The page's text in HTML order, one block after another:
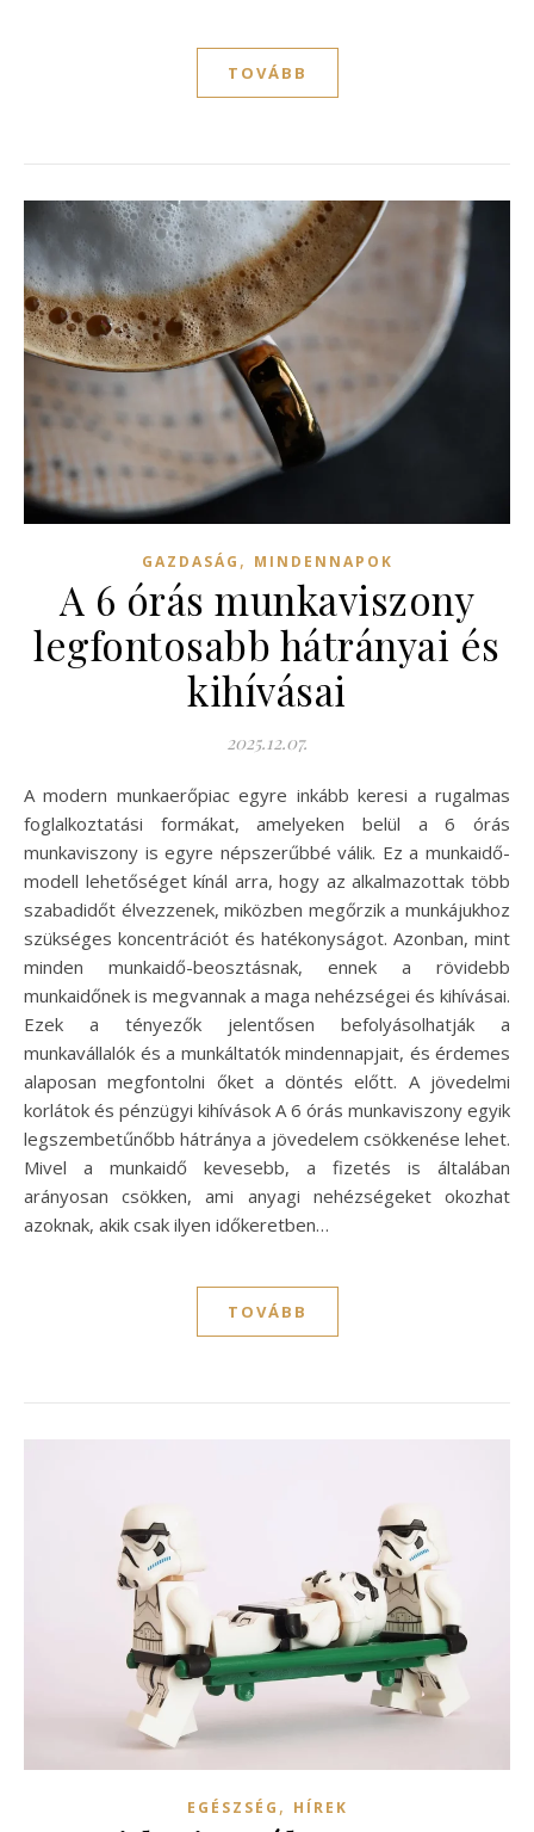
TOVÁBB
GAZDASÁG , MINDENNAPOK
A 6 órás munkaviszony
legfontosabb hátrányai és
kihívásai
2025.12.07.
A modern munkaerőpiac egyre inkább keresi a rugalmas
foglalkoztatási formákat, amelyeken belül a 6 órás
munkaviszony is egyre népszerűbbé válik. Ez a munkaidő-
modell lehetőséget kínál arra, hogy az alkalmazottak több
szabadidőt élvezzenek, miközben megőrzik a munkájukhoz
szükséges koncentrációt és hatékonyságot. Azonban, mint
minden munkaidő-beosztásnak, ennek a rövidebb
munkaidőnek is megvannak a maga nehézségei és kihívásai.
Ezek a tényezők jelentősen befolyásolhatják a
munkavállalók és a munkáltatók mindennapjait, és érdemes
alaposan megfontolni őket a döntés előtt. A jövedelmi
korlátok és pénzügyi kihívások A 6 órás munkaviszony egyik
legszembetűnőbb hátránya a jövedelem csökkenése lehet.
Mivel a munkaidő kevesebb, a fizetés is általában
arányosan csökken, ami anyagi nehézségeket okozhat
azoknak, akik csak ilyen időkeretben…
TOVÁBB
EGÉSZSÉG , HÍREK